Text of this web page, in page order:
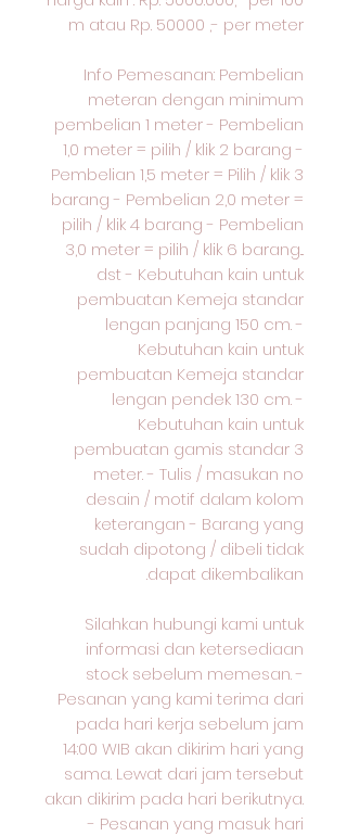
m atau Rp. 50000 ,- per meter
Info Pemesanan: Pembelian
meteran dengan minimum
pembelian 1 meter - Pembelian
1,0 meter = pilih / klik 2 barang -
Pembelian 1,5 meter = Pilih / klik 3
barang - Pembelian 2,0 meter =
pilih / klik 4 barang - Pembelian
3,0 meter = pilih / klik 6 barang...
dst - Kebutuhan kain untuk
pembuatan Kemeja standar
lengan panjang 150 cm. -
Kebutuhan kain untuk
pembuatan Kemeja standar
lengan pendek 130 cm. -
Kebutuhan kain untuk
pembuatan gamis standar 3
meter. - Tulis / masukan no
desain / motif dalam kolom
keterangan - Barang yang
sudah dipotong / dibeli tidak
dapat dikembalikan.
Silahkan hubungi kami untuk
informasi dan ketersediaan
stock sebelum memesan. -
Pesanan yang kami terima dari
pada hari kerja sebelum jam
14:00 WIB akan dikirim hari yang
sama. Lewat dari jam tersebut
akan dikirim pada hari berikutnya.
- Pesanan yang masuk hari